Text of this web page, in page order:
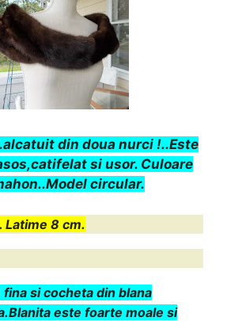
din doua nurci !..Este
si usor. Culoare
circular.
Latime 8 cm.
si cocheta din blana
este foarte moale si